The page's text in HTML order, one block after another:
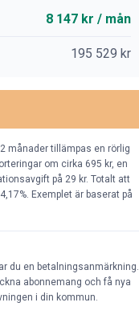
8 147 kr / mån
195 529 kr
månader tillämpas en rörlig
om cirka 695 kr, en
på 29 kr. Totalt att
Exemplet är baserat på
du en betalningsanmärkning.
abonnemang och få nya
i din kommun.